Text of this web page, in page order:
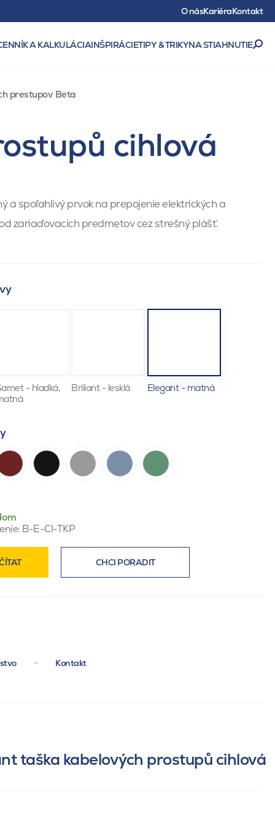
O násKariéraKontakt
A KALKULÁCIAINŠPIRÁCIETIPY & TRIKYNA STIAHNUTIE
prestupov Beta
cihlová
a spoľahlivý prvok na prepojenie elektrických a
zariaďovacích predmetov cez strešný plášť.
- hladká,
Briliant - lesklá Elegant - matná
B-E-CI-TKP
CHCI PORADIT
Kontakt
taška kabelových prostupů cihlová